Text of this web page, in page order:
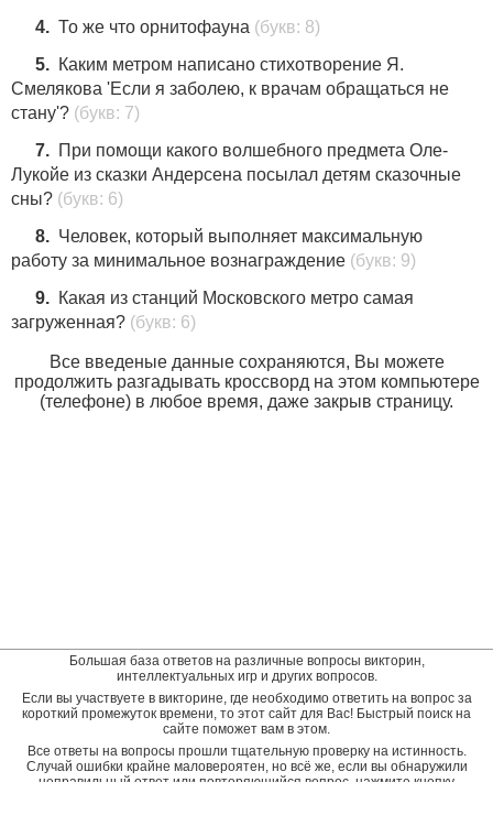
4. То же что орнитофауна (букв: 8)
5. Каким метром написано стихотворение Я.
Смелякова 'Если я заболею, к врачам обращаться не
стану'? (букв: 7)
7. При помощи какого волшебного предмета Оле-
Лукойе из сказки Андерсена посылал детям сказочные
сны? (букв: 6)
8. Человек, который выполняет максимальную
работу за минимальное вознаграждение (букв: 9)
9. Какая из станций Московского метро самая
загруженная? (букв: 6)
Все введеные данные сохраняются, Вы можете
продолжить разгадывать кроссворд на этом компьютере
(телефоне) в любое время, даже закрыв страницу.
Большая база ответов на различные вопросы викторин,
интеллектуальных игр и других вопросов.
Если вы участвуете в викторине, где необходимо ответить на вопрос за
короткий промежуток времени, то этот сайт для Вас! Быстрый поиск на
сайте поможет вам в этом.
Все ответы на вопросы прошли тщательную проверку на истинность.
Случай ошибки крайне маловероятен, но всё же, если вы обнаружили
неправильный ответ или повторяющийся вопрос, нажмите кнопку